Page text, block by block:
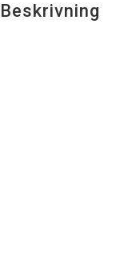
Beskrivning